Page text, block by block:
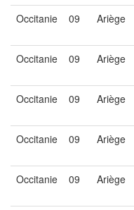
Occitanie 09 Ariège
Occitanie 09 Ariège
Occitanie 09 Ariège
Occitanie 09 Ariège
Occitanie 09 Ariège